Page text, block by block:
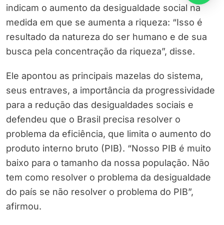
indicam o aumento da desigualdade social na
medida em que se aumenta a riqueza: “Isso é
resultado da natureza do ser humano e de sua
busca pela concentração da riqueza”, disse.
Ele apontou as principais mazelas do sistema,
seus entraves, a importância da progressividade
para a redução das desigualdades sociais e
defendeu que o Brasil precisa resolver o
problema da eficiência, que limita o aumento do
produto interno bruto (PIB). “Nosso PIB é muito
baixo para o tamanho da nossa população. Não
tem como resolver o problema da desigualdade
do país se não resolver o problema do PIB”,
afirmou.